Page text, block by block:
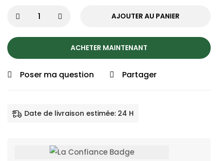
AJOUTER AU PANIER
ACHETER MAINTENANT
Poser ma question Partager
Date de livraison estimée: 24 H